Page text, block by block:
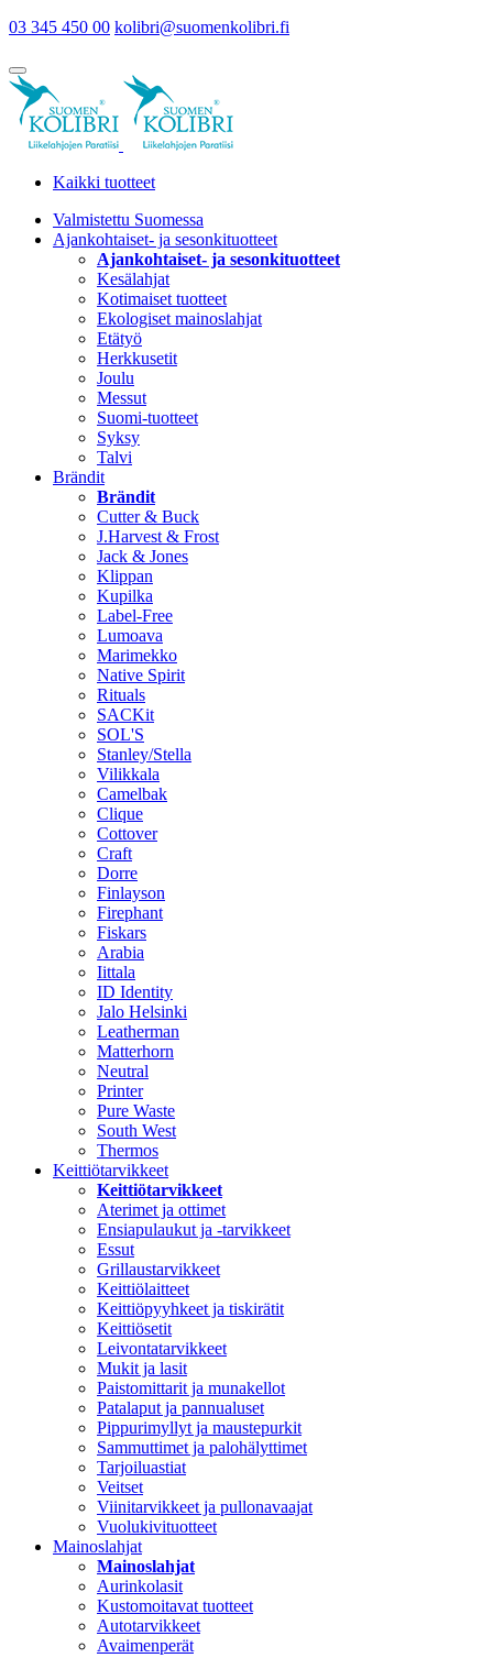
03 345 450 00 kolibri@suomenkolibri.fi
Kaikki tuotteet
Valmistettu Suomessa
Ajankohtaiset- ja sesonkituotteet
Ajankohtaiset- ja sesonkituotteet
Kesälahjat
Kotimaiset tuotteet
Ekologiset mainoslahjat
Etätyö
Herkkusetit
Joulu
Messut
Suomi-tuotteet
Syksy
Talvi
Brändit
Brändit
Cutter & Buck
J.Harvest & Frost
Jack & Jones
Klippan
Kupilka
Label-Free
Lumoava
Marimekko
Native Spirit
Rituals
SACKit
SOL'S
Stanley/Stella
Vilikkala
Camelbak
Clique
Cottover
Craft
Dorre
Finlayson
Firephant
Fiskars
Arabia
Iittala
ID Identity
Jalo Helsinki
Leatherman
Matterhorn
Neutral
Printer
Pure Waste
South West
Thermos
Keittiötarvikkeet
Keittiötarvikkeet
Aterimet ja ottimet
Ensiapulaukut ja -tarvikkeet
Essut
Grillaustarvikkeet
Keittiölaitteet
Keittiöpyyhkeet ja tiskirätit
Keittiösetit
Leivontatarvikkeet
Mukit ja lasit
Paistomittarit ja munakellot
Patalaput ja pannualuset
Pippurimyllyt ja maustepurkit
Sammuttimet ja palohälyttimet
Tarjoiluastiat
Veitset
Viinitarvikkeet ja pullonavaajat
Vuolukivituotteet
Mainoslahjat
Mainoslahjat
Aurinkolasit
Kustomoitavat tuotteet
Autotarvikkeet
Avaimenperät